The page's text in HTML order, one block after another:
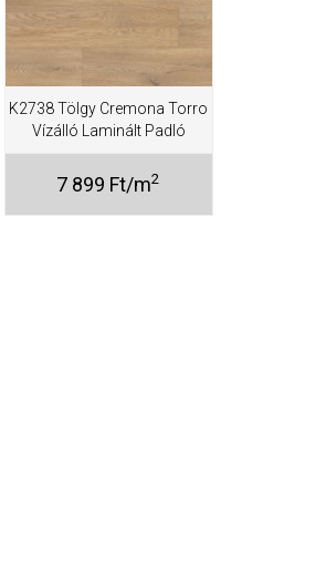
K2738 Tölgy Cremona Torro
Vízálló Laminált Padló
7 899 Ft/m2